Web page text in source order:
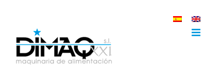
contenido